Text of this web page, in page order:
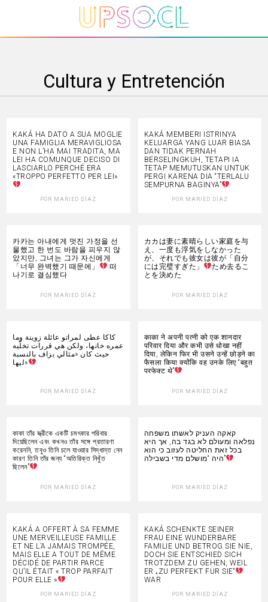
Cultura y Entretención
KAKÁ HA DATO A SUA MOGLIE
UNA FAMIGLIA MERAVIGLIOSA
E NON L’HA MAI TRADITA, MA
LEI HA COMUNQUE DECISO DI
LASCIARLO PERCHÉ ERA
«TROPPO PERFETTO PER LEI»
POR MARIED DÍAZ
KAKÁ MEMBERI ISTRINYA
KELUARGA YANG LUAR BIASA
DAN TIDAK PERNAH
BERSELINGKUH, TETAPI IA
TETAP MEMUTUSKAN UNTUK
PERGI KARENA DIA “TERLALU
SEMPURNA BAGINYA”
POR MARIED DÍAZ
카카는 아내에게 멋진 가정을 선
물했고 한 번도 바람을 피우지 않
았지만, 그녀는 그가 자신에게
「너무 완벽했기 때문에」
떠
나기로 결심했다
POR MARIED DÍAZ
カカは妻に素晴らしい家庭を与
え、一度も浮気をしなかった
が、それでも彼女は彼が「自分
には完璧すぎた」
ため去るこ
とを決めた
POR MARIED DÍAZ
كاكا عطى لمراتو عائلة زوينة وما
عمره خانها، ولكن هي قررات تخلّيه
حيث كان «مثالي بزاف بالنسبة
ليها»
POR MARIED DÍAZ
काका ने अपनी पत्नी को एक शानदार
परिवार दिया और कभी उसे धोखा नहीं
दिया, लेकिन फिर भी उसने उन्हें छोड़ने का
फैसला किया क्योंकि वह उनके लिए “बहुत
परफेक्ट थे”
POR MARIED DÍAZ
কাকা তাঁর স্ত্রীকে একটি চমৎকার পরিবার
দিয়েছিলেন এবং কখনও তাঁর সঙ্গে প্রতারণা
করেননি, তবুও তিনি চলে যাওয়ার সিদ্ধান্ত নেন
কারণ তিনি তাঁর জন্য “অতিরিক্ত নিখুঁত
ছিলেন”
POR MARIED DÍAZ
קאקה העניק לאשתו משפחה
נפלאה ומעולם לא בגד בה, אך היא
בכל זאת החליטה לעזוב כי הוא
היה “מושלם מדי בשבילה”
POR MARIED DÍAZ
KAKÁ A OFFERT À SA FEMME
UNE MERVEILLEUSE FAMILLE
ET NE L’A JAMAIS TROMPÉE,
MAIS ELLE A TOUT DE MÊME
DÉCIDÉ DE PARTIR PARCE
QU’IL ÉTAIT « TROP PARFAIT
POUR ELLE »
POR MARIED DÍAZ
KAKÁ SCHENKTE SEINER
FRAU EINE WUNDERBARE
FAMILIE UND BETROG SIE NIE,
DOCH SIE ENTSCHIED SICH
TROTZDEM ZU GEHEN, WEIL
ER „ZU PERFEKT FÜR SIE“
WAR
POR MARIED DÍAZ